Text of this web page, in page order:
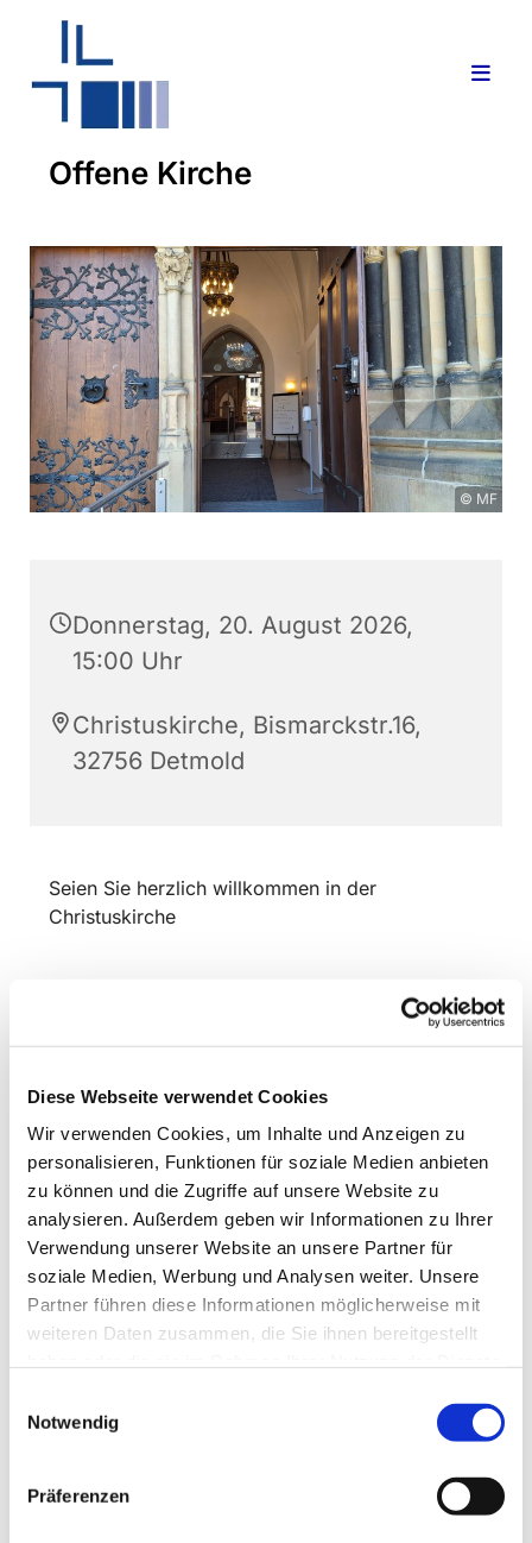
Diese Webseite verwendet Cookies
Wir verwenden Cookies, um Inhalte und Anzeigen zu
personalisieren, Funktionen für soziale Medien anbieten
zu können und die Zugriffe auf unsere Website zu
analysieren. Außerdem geben wir Informationen zu Ihrer
Verwendung unserer Website an unsere Partner für
soziale Medien, Werbung und Analysen weiter. Unsere
Partner führen diese Informationen möglicherweise mit
weiteren Daten zusammen, die Sie ihnen bereitgestellt
Notwendig
Präferenzen
Offene Kirche
© MF
Donnerstag, 20. August 2026,
15:00 Uhr
Christuskirche, Bismarckstr.16,
32756 Detmold
Seien Sie herzlich willkommen in der
Christuskirche
Dies könnte Sie auch